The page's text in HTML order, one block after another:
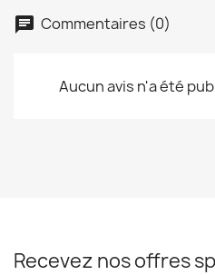
Commentaires (0)
Aucun avis n'a été
Recevez nos offres